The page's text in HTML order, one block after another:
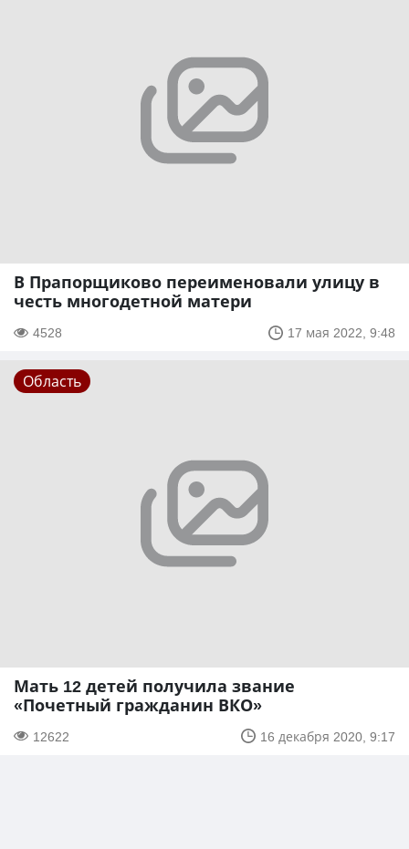
В Прапорщиково переименовали улицу в
честь многодетной матери
4528 17 мая 2022, 9:48
Область
Мать 12 детей получила звание
«Почетный гражданин ВКО»
12622 16 декабря 2020, 9:17